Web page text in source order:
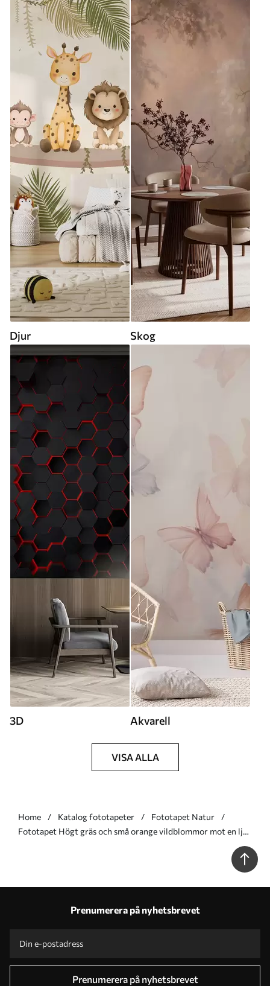
Djur Skog
3D Akvarell
VISA ALLA
Home Katalog fototapeter
Fototapet Natur
Fototapet Högt gräs och små orange vildblommor mot en ljus
Prenumerera på nyhetsbrevet
Prenumerera på nyhetsbrevet